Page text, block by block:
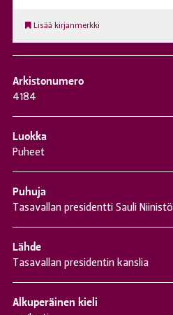
Lisää kirjanmerkki
Arkistonumero
4184
Luokka
Puheet
Puhuja
Tasavallan presidentti Sauli Niinistö
Lähde
Tasavallan presidentin kanslia
Alkuperäinen kieli